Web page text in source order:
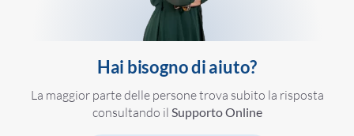
Hai bisogno di aiuto?
La maggior parte delle persone trova subito la risposta
consultando il Supporto Online